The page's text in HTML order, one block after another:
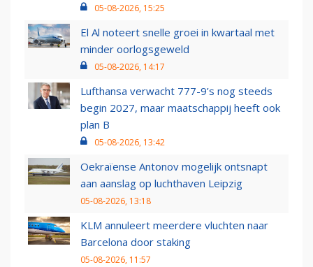
05-08-2026, 15:25
El Al noteert snelle groei in kwartaal met
minder oorlogsgeweld
05-08-2026, 14:17
Lufthansa verwacht 777-9’s nog steeds
begin 2027, maar maatschappij heeft ook
plan B
05-08-2026, 13:42
Oekraïense Antonov mogelijk ontsnapt
aan aanslag op luchthaven Leipzig
05-08-2026, 13:18
KLM annuleert meerdere vluchten naar
Barcelona door staking
05-08-2026, 11:57